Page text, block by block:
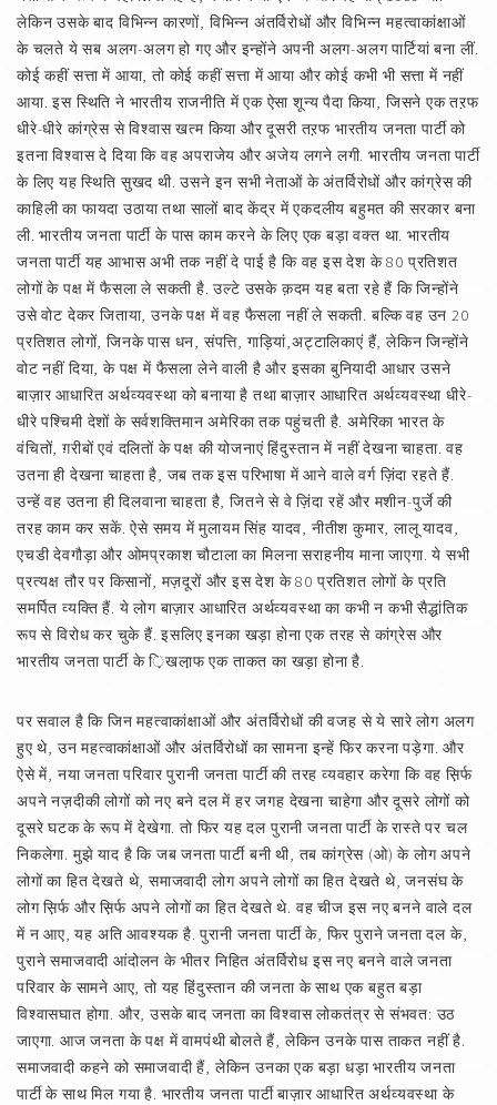
लेकिन उसके बाद विभिन्न कारणों, विभिन्न अंतर्विरोधों और विभिन्न महत्वाकांक्षाओं
के चलते ये सब अलग-अलग हो गए और इन्होंने अपनी अलग-अलग पार्टियां बना लीं.
कोई कहीं सत्ता में आया, तो कोई कहीं सत्ता में आया और कोई कभी भी सत्ता में नहीं
आया. इस स्थिति ने भारतीय राजनीति में एक ऐसा शून्य पैदा किया, जिसने एक तऱफ
धीरे-धीरे कांग्रेस से विश्वास खत्म किया और दूसरी तऱफ भारतीय जनता पार्टी को
इतना विश्वास दे दिया कि वह अपराजेय और अजेय लगने लगी. भारतीय जनता पार्टी
के लिए यह स्थिति सुखद थी. उसने इन सभी नेताओं के अंतर्विरोधों और कांग्रेस की
काहिली का फायदा उठाया तथा सालों बाद केंद्र में एकदलीय बहुमत की सरकार बना
ली. भारतीय जनता पार्टी के पास काम करने के लिए एक बड़ा वक्त था. भारतीय
जनता पार्टी यह आभास अभी तक नहीं दे पाई है कि वह इस देश के 80 प्रतिशत
लोगों के पक्ष में फैसला ले सकती है. उल्टे उसके क़दम यह बता रहे हैं कि जिन्होंने
उसे वोट देकर जिताया, उनके पक्ष में वह फैसला नहीं ले सकती. बल्कि वह उन 20
प्रतिशत लोगों, जिनके पास धन, संपत्ति, गाड़ियां,अट्टालिकाएं हैं, लेकिन जिन्होंने
वोट नहीं दिया, के पक्ष में फैसला लेने वाली है और इसका बुनियादी आधार उसने
बाज़ार आधारित अर्थव्यवस्था को बनाया है तथा बाज़ार आधारित अर्थव्यवस्था धीरे-
धीरे पश्चिमी देशों के सर्वशक्तिमान अमेरिका तक पहुंचती है. अमेरिका भारत के
वंचितों, ग़रीबों एवं दलितों के पक्ष की योजनाएं हिंदुस्तान में नहीं देखना चाहता. वह
उतना ही देखना चाहता है, जब तक इस परिभाषा में आने वाले वर्ग ज़िंदा रहते हैं.
उन्हें वह उतना ही दिलवाना चाहता है, जितने से वे ज़िंदा रहें और मशीन-पुर्जे की
तरह काम कर सकें. ऐसे समय में मुलायम सिंह यादव, नीतीश कुमार, लालू यादव,
एचडी देवगौड़ा और ओमप्रकाश चौटाला का मिलना सराहनीय माना जाएगा. ये सभी
प्रत्यक्ष तौर पर किसानों, मज़दूरों और इस देश के 80 प्रतिशत लोगों के प्रति
समर्पित व्यक्ति हैं. ये लोग बाज़ार आधारित अर्थव्यवस्था का कभी न कभी सैद्धांतिक
रूप से विरोध कर चुके हैं. इसलिए इनका खड़ा होना एक तरह से कांग्रेस और
भारतीय जनता पार्टी के ़िखला़फ एक ताकत का खड़ा होना है.
पर सवाल है कि जिन महत्वाकांक्षाओं और अंतर्विरोधों की वजह से ये सारे लोग अलग
हुए थे, उन महत्वाकांक्षाओं और अंतर्विरोधों का सामना इन्हें फिर करना पड़ेगा. और
ऐसे में, नया जनता परिवार पुरानी जनता पार्टी की तरह व्यवहार करेगा कि वह स़िर्फ
अपने नज़दीकी लोगों को नए बने दल में हर जगह देखना चाहेगा और दूसरे लोगों को
दूसरे घटक के रूप में देखेगा. तो फिर यह दल पुरानी जनता पार्टी के रास्ते पर चल
निकलेगा. मुझे याद है कि जब जनता पार्टी बनी थी, तब कांग्रेस (ओ) के लोग अपने
लोगों का हित देखते थे, समाजवादी लोग अपने लोगों का हित देखते थे, जनसंघ के
लोग स़िर्फ और स़िर्फ अपने लोगों का हित देखते थे. वह चीज इस नए बनने वाले दल
में न आए, यह अति आवश्यक है. पुरानी जनता पार्टी के, फिर पुराने जनता दल के,
पुराने समाजवादी आंदोलन के भीतर निहित अंतर्विरोध इस नए बनने वाले जनता
परिवार के सामने आए, तो यह हिंदुस्तान की जनता के साथ एक बहुत बड़ा
विश्वासघात होगा. और, उसके बाद जनता का विश्वास लोकतंत्र से संभवत: उठ
जाएगा. आज जनता के पक्ष में वामपंथी बोलते हैं, लेकिन उनके पास ताकत नहीं है.
समाजवादी कहने को समाजवादी हैं, लेकिन उनका एक बड़ा धड़ा भारतीय जनता
पार्टी के साथ मिल गया है. भारतीय जनता पार्टी बाज़ार आधारित अर्थव्यवस्था के